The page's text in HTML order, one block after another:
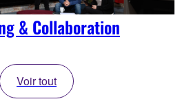
& Collaboration
Voir tout